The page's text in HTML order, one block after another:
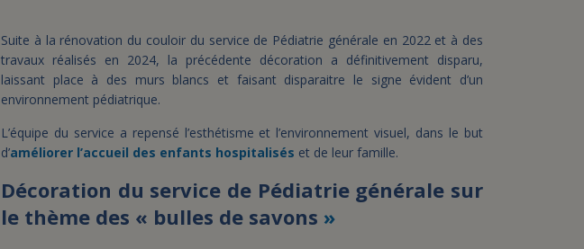
Suite à la rénovation du couloir du service de Pédiatrie générale en 2022 et à des
travaux réalisés en 2024, la précédente décoration a définitivement disparu,
laissant place à des murs blancs et faisant disparaitre le signe évident d’un
environnement pédiatrique.
L’équipe du service a repensé l’esthétisme et l’environnement visuel, dans le but
d’améliorer l’accueil des enfants hospitalisés et de leur famille.
Décoration du service de Pédiatrie générale sur
le thème des « bulles de savons »